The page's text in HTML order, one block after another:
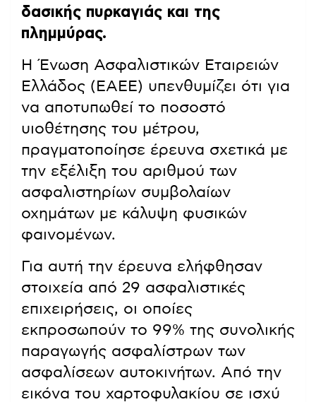
δασικής πυρκαγιάς και της
πλημμύρας.
Η Ένωση Ασφαλιστικών Εταιρειών
Ελλάδος (ΕΑΕΕ) υπενθυμίζει ότι για
να αποτυπωθεί το ποσοστό
υιοθέτησης του μέτρου,
πραγματοποίησε έρευνα σχετικά με
την εξέλιξη του αριθμού των
ασφαλιστηρίων συμβολαίων
οχημάτων με κάλυψη φυσικών
φαινομένων.
Για αυτή την έρευνα ελήφθησαν
στοιχεία από 29 ασφαλιστικές
επιχειρήσεις, οι οποίες
εκπροσωπούν το 99% της συνολικής
παραγωγής ασφαλίστρων των
ασφαλίσεων αυτοκινήτων. Από την
εικόνα του χαρτοφυλακίου σε ισχύ